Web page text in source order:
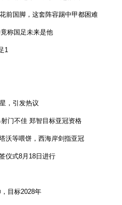
前国脚，这套阵容踢中甲都困难
称国足未来是他
1
，引发热议
门不佳 郑智目标亚冠资格
沃等喂饼，西海岸剑指亚冠
仪式8月18日进行
目标2028年